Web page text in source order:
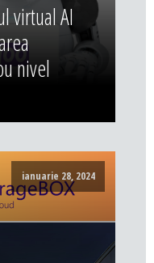
virtual AI
nivel
ianuarie 28, 2024